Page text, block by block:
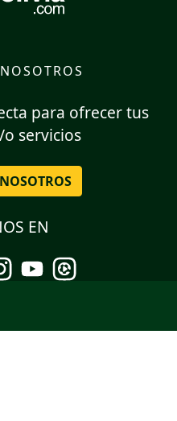
para ofrecer tus
servicios
EN